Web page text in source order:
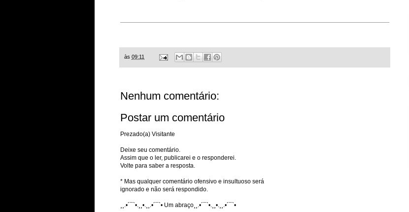
às 09:11
Nenhum comentário:
Postar um comentário
Prezado(a) Visitante
Deixe seu comentário.
Assim que o ler, publicarei e o responderei.
Volte para saber a resposta.
* Mas qualquer comentário ofensivo e insultuoso será
ignorado e não será respondido.
¸¸.•´¯`•.¸¸•.¸¸.•´¯`• Um abraço¸¸.•´¯`•.¸¸•.¸¸.•´¯`•